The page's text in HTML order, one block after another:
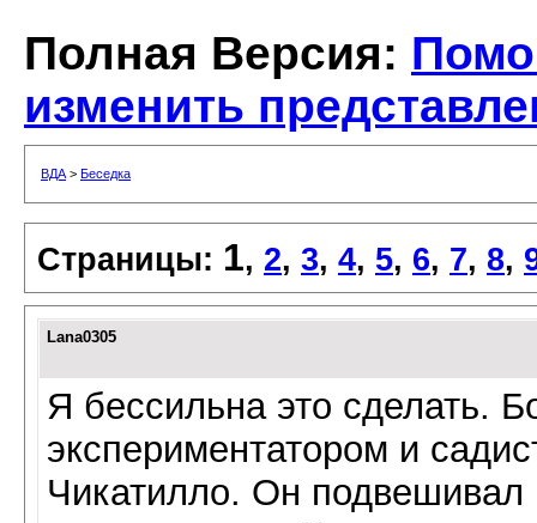
Полная Версия:
изменить
ВДА > Беседка
Страницы: 1, 2, 3, 4, 5, 6, 7, 8,
Lana0305
Я бессильна это сделать.
экспериментатором и
Чикатилло. Он подвешивал